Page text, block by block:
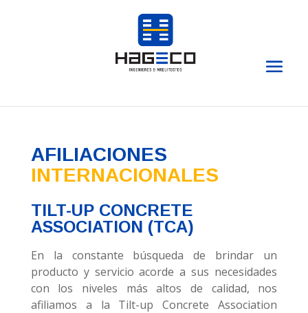
AFILIACIONES
INTERNACIONALES
TILT-UP CONCRETE
ASSOCIATION (TCA)
En la constante búsqueda de brindar un
producto y servicio acorde a sus necesidades
con los niveles más altos de calidad, nos
afiliamos a la Tilt-up Concrete Association